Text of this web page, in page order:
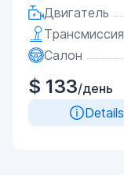
Двигатель
Трансмиссия
Салон
$ 133/день
Details